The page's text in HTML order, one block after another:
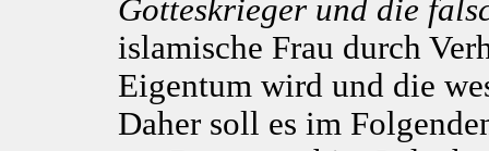
Gotteskrieger und die
islamische Frau durch
Eigentum wird und die
Daher soll es im